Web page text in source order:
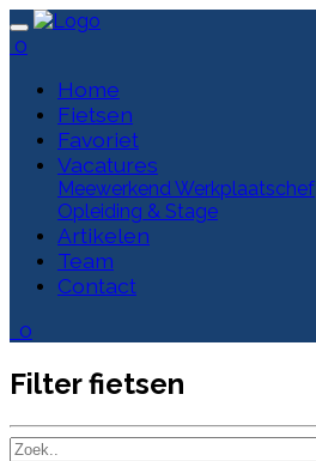
0
Home
Fietsen
Favoriet
Vacatures
Meewerkend Werkplaatschef
Opleiding & Stage
Artikelen
Team
Contact
0
Filter fietsen